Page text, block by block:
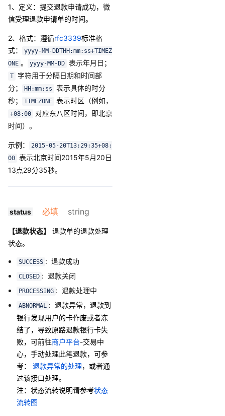
1、定义：提交退款申请成功，微
信受理退款申请单的时间。
2、格式： 遵循rfc3339标准格
式：
yyyy-MM-DDTHH:mm:ss+TIMEZ
ONE 。 yyyy-MM-DD 表示年月日；
T
字符用于分隔日期和时间部
分；
HH:mm:ss
表示具体的时分
秒；
TIMEZONE 表示时区（例如，
+08:00
对应东八区时间，即北京
时间）。
示例：
2015-05-20T13:29:35+08:
00 表示北京时间2015年5月20日
13点29分35秒。
status 必填 string
【退款状态】
退款单的退款处理
状态。
SUCCESS : 退款成功
CLOSED : 退款关闭
PROCESSING : 退款处理中
ABNORMAL : 退款异常， 退款到
银行发现用户的卡作废或者冻
结了，导致原路退款银行卡失
败，可前往商户平台-交易中
心，手动处理此笔退款，可参
考： 退款异常的处理， 或者通
过该接口处理。
注：状态流转说明请参考状态
流转图